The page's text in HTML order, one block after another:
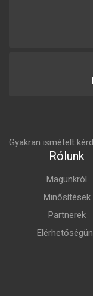
Gyakran ismételt
Rólunk
Magunkról
Minősítések
Partnerek